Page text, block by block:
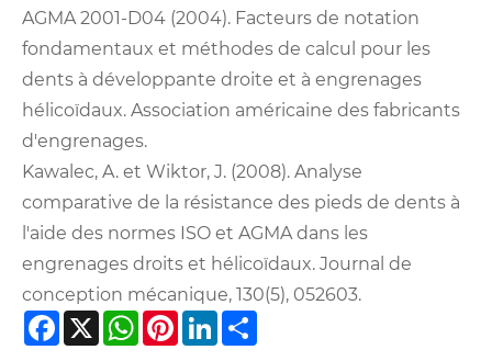
AGMA 2001-D04 (2004). Facteurs de notation
fondamentaux et méthodes de calcul pour les
dents à développante droite et à engrenages
hélicoïdaux. Association américaine des fabricants
d'engrenages.
Kawalec, A. et Wiktor, J. (2008). Analyse
comparative de la résistance des pieds de dents à
l'aide des normes ISO et AGMA dans les
engrenages droits et hélicoïdaux. Journal de
conception mécanique, 130(5), 052603.
Facebook
X WhatsApp
PinterestLinkedIn